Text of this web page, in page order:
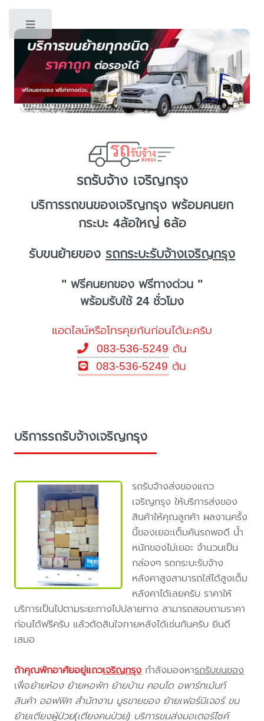
รถรับจ้าง เจริญกรุง
บริการรถขนของเจริญกรุง พร้อมคนยก
กระบะ 4ล้อใหญ่ 6ล้อ
รับขนย้ายของ รถกระบะรับจ้างเจริญกรุง
" ฟรีคนยกของ ฟรีทางด่วน "
พร้อมรับใช้ 24 ชั่วโมง
แอดไลน์หรือโทรคุยกันก่อนได้นะครับ
083-536-5249 ต้น
083-536-5249 ต้น
บริการรถรับจ้างเจริญกรุง
รถรับจ้างส่งของแถว
เจริญกรุง ให้บริการส่งของ
สินค้าให้คุณลูกค้า ผลงานครั้ง
นี้ของเยอะเต็มคันรถพอดี น้ำ
หนักของไม่เยอะ จำนวนเป็น
กล่องๆ รถกระบะรับจ้าง
หลังคาสูงสามารถใส่ได้สูงเต็ม
หลังคาได้เลยครับ ราคาให้
บริการเป็นไปตามระยะทางไปปลายทาง สามารถสอบถามราคา
ก่อนได้ฟรีครับ แล้วตัดสินใจภายหลังได้เช่นกันครับ ยินดี
เสมอ
ถ้าคุณพักอาศัยอยู่แถวเจริญกรุงกำลังมองหารถรับขนของ
เพื่อย้ายห้อง ย้ายหอพัก ย้ายบ้าน คอนโด อพาร์ทเม้นท์
สินค้า ออฟฟิศ สำนักงาน บูธขายของ ย้ายเฟอร์นิเจอร์ ขน
ย้ายเตียงผู้ป่วย(เตียงคนป่วย) บริการขนส่งมอเตอร์ไซค์
Toggle